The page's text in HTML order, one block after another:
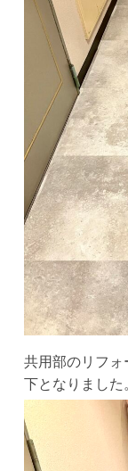
共用部のリフ
下となりました